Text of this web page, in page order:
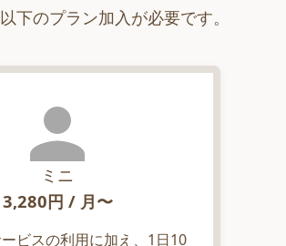
下のプラン加入が必要です。
ミニ
3,280円 / 月〜
ビスの利用に加え、1日10